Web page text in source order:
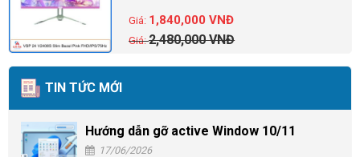
2,480,000VNĐ
1,840,000VNĐ
TIN TỨC MỚI
Hướng dẫn gỡ active Window 10/11
17/06/2026